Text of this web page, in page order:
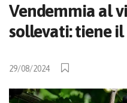
Vendemmia al
sollevati: tiene
29/08/2024